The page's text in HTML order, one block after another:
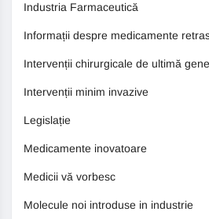
Industria Farmaceutică
Informații despre medicamente
Intervenții chirurgicale de ultimă
Intervenții minim invazive
Legislație
Medicamente inovatoare
Medicii vă vorbesc
Molecule noi introduse in industrie